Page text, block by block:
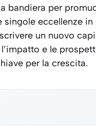
bandiera per
eccellenze in
un nuovo
e le
per la crescita.